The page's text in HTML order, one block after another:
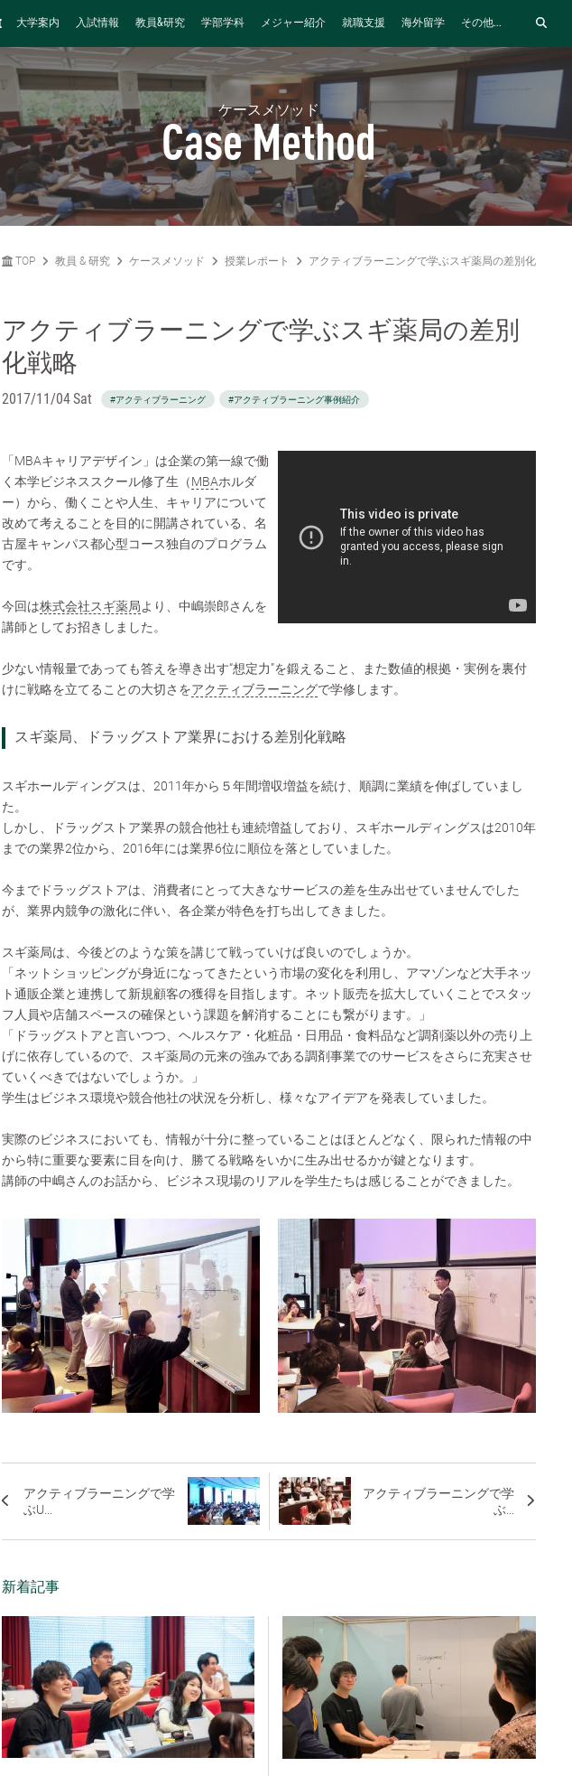
H
M
大学案内 入試情報 教員&研究 学部学科 メジャー紹介 就職支援 海外留学 その他...
ケースメソッド
Case Method
TOP 教員 & 研究 ケースメソッド 授業レポート アクティブラーニングで学ぶスギ薬局の差別化戦略
アクティブラーニングで学ぶスギ薬局の差別
化戦略
2017/11/04 Sat #アクティブラーニング #アクティブラーニング事例紹介
「MBAキャリアデザイン」は企業の第一線で働
く本学ビジネススクール修了生（MBAホルダ
ー）から、働くことや人生、キャリアについて
改めて考えることを目的に開講されている、名
古屋キャンパス都心型コース独自のプログラム
です。
今回は株式会社スギ薬局より、中嶋崇郎さんを
講師としてお招きしました。
少ない情報量であっても答えを導き出す“想定力”を鍛えること、また数値的根拠・実例を裏付
けに戦略を立てることの大切さをアクティブラーニングで学修します。
スギ薬局、ドラッグストア業界における差別化戦略
スギホールディングスは、2011年から５年間増収増益を続け、順調に業績を伸ばしていまし
た。
しかし、ドラッグストア業界の競合他社も連続増益しており、スギホールディングスは2010年
までの業界2位から、2016年には業界6位に順位を落としていました。
今までドラッグストアは、消費者にとって大きなサービスの差を生み出せていませんでした
が、業界内競争の激化に伴い、各企業が特色を打ち出してきました。
スギ薬局は、今後どのような策を講じて戦っていけば良いのでしょうか。
「ネットショッピングが身近になってきたという市場の変化を利用し、アマゾンなど大手ネッ
ト通販企業と連携して新規顧客の獲得を目指します。ネット販売を拡大していくことでスタッ
フ人員や店舗スペースの確保という課題を解消することにも繋がります。」
「ドラッグストアと言いつつ、ヘルスケア・化粧品・日用品・食料品など調剤薬以外の売り上
げに依存しているので、スギ薬局の元来の強みである調剤事業でのサービスをさらに充実させ
ていくべきではないでしょうか。」
学生はビジネス環境や競合他社の状況を分析し、様々なアイデアを発表していました。
実際のビジネスにおいても、情報が十分に整っていることはほとんどなく、限られた情報の中
から特に重要な要素に目を向け、勝てる戦略をいかに生み出せるかが鍵となります。
講師の中嶋さんのお話から、ビジネス現場のリアルを学生たちは感じることができました。
アクティブラーニングで学
ぶU...
アクティブラーニングで学
ぶ...
新着記事